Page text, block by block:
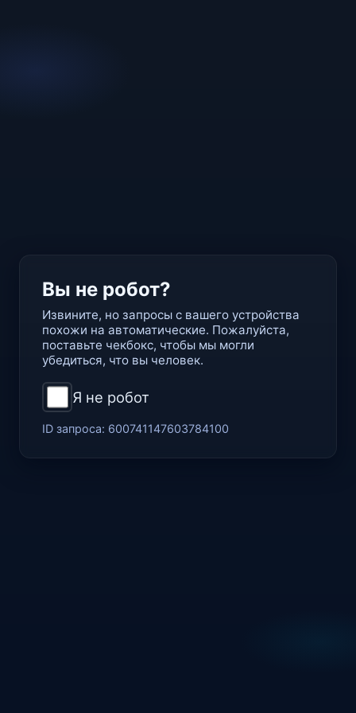
Вы не робот?
Извините, но запросы с вашего устройства
похожи на автоматические. Пожалуйста,
поставьте чекбокс, чтобы мы могли
убедиться, что вы человек.
Я не робот
ID запроса: 600741147603784100